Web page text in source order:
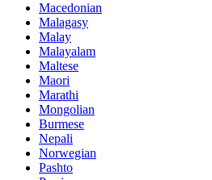
Macedonian
Malagasy
Malay
Malayalam
Maltese
Maori
Marathi
Mongolian
Burmese
Nepali
Norwegian
Pashto